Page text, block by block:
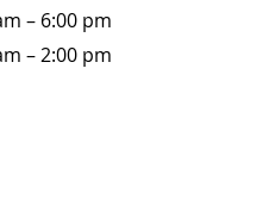
– 6:00 pm
– 2:00 pm